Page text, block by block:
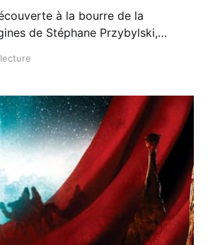
à la bourre de la
de Stéphane Przybylski,